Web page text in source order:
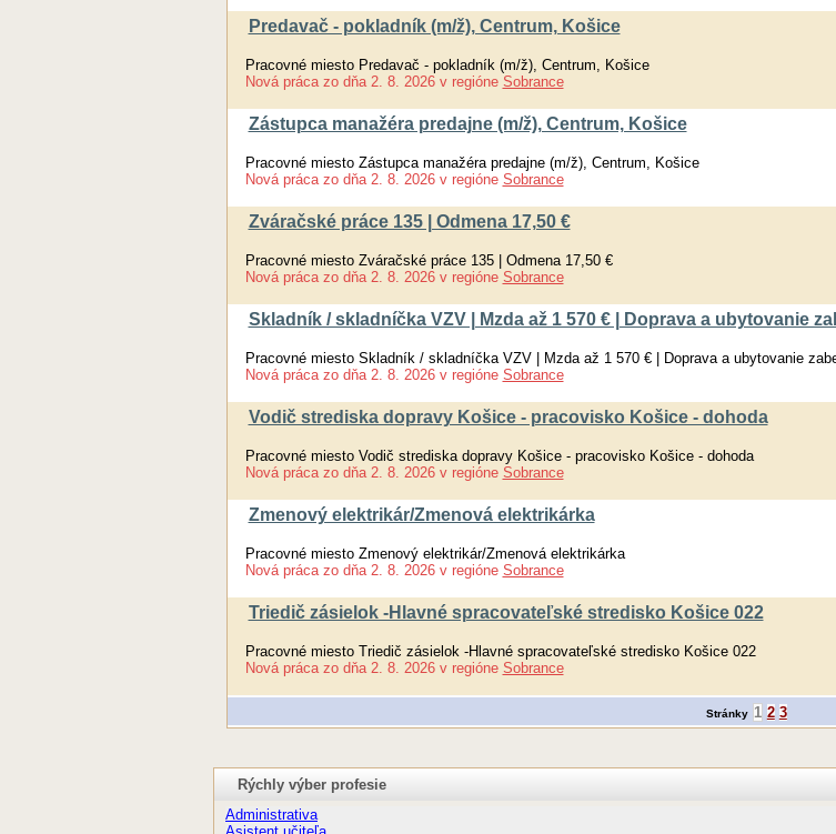
Predavač - pokladník (m/ž), Centrum, Košice
Pracovné miesto Predavač - pokladník (m/ž), Centrum, Košice
Nová práca zo dňa 2. 8. 2026 v regióne Sobrance
Zástupca manažéra predajne (m/ž), Centrum, Košice
Pracovné miesto Zástupca manažéra predajne (m/ž), Centrum, Košice
Nová práca zo dňa 2. 8. 2026 v regióne Sobrance
Zváračské práce 135 | Odmena 17,50 €
Pracovné miesto Zváračské práce 135 | Odmena 17,50 €
Nová práca zo dňa 2. 8. 2026 v regióne Sobrance
Skladník / skladníčka VZV | Mzda až 1 570 € | Doprava a ubytovanie
Pracovné miesto Skladník / skladníčka VZV | Mzda až 1 570 € | Doprava a ubytovanie
Nová práca zo dňa 2. 8. 2026 v regióne Sobrance
Vodič strediska dopravy Košice - pracovisko Košice - dohoda
Pracovné miesto Vodič strediska dopravy Košice - pracovisko Košice - dohoda
Nová práca zo dňa 2. 8. 2026 v regióne Sobrance
Zmenový elektrikár/Zmenová elektrikárka
Pracovné miesto Zmenový elektrikár/Zmenová elektrikárka
Nová práca zo dňa 2. 8. 2026 v regióne Sobrance
Triedič zásielok -Hlavné spracovateľské stredisko Košice 022
Pracovné miesto Triedič zásielok -Hlavné spracovateľské stredisko Košice 022
Nová práca zo dňa 2. 8. 2026 v regióne Sobrance
Stránky 1 2 3
Rýchly výber profesie
Administrativa